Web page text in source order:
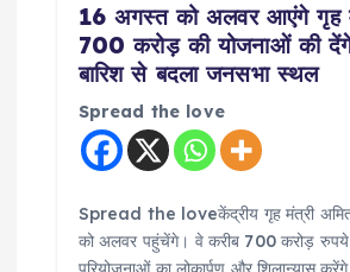
16 अगस्त को अलवर आएंगे गृह
700 करोड़ की योजनाओं की
बारिश से बदला जनसभा स्थल
Spread the love
Spread the loveकेंद्रीय गृह मंत्री
को अलवर पहुंचेंगे। वे करीब 700 करोड़ रुपये